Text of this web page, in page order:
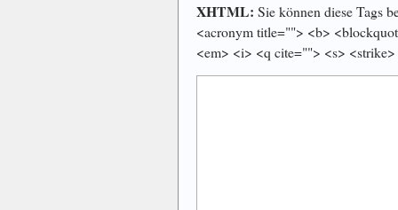
XHTML: Sie können diese Tags
<acronym title=""> <b>
<em> <i> <q cite=""> <s>